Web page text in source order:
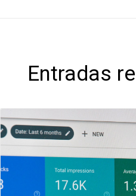
Entradas